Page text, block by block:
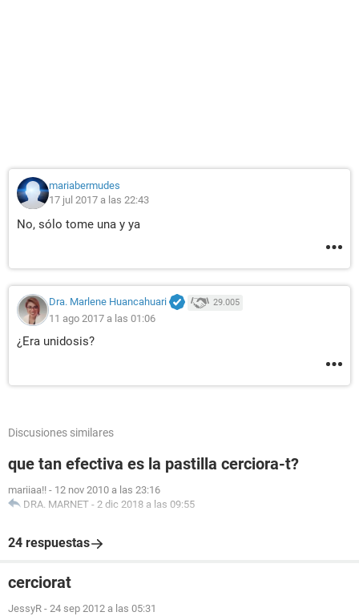
mariabermudes
17 jul 2017 a las 22:43
No, sólo tome una y ya
Dra. Marlene Huancahuari 29.005
11 ago 2017 a las 01:06
¿Era unidosis?
Discusiones similares
que tan efectiva es la pastilla cerciora-t?
mariiaa!! - 12 nov 2010 a las 23:16
DRA. MARNET - 2 dic 2018 a las 09:55
24 respuestas
cerciorat
JessyR - 24 sep 2012 a las 05:31